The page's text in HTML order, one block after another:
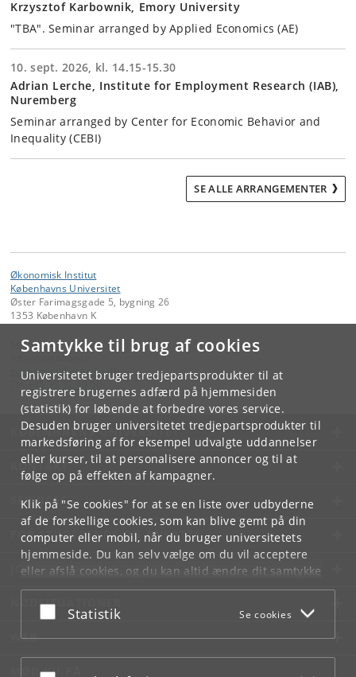
Samtykke til brug af cookies
Universitetet bruger tredjepartsprodukter til at
registrere brugernes adfærd på hjemmesiden
(statistik) for løbende at forbedre vores service.
Desuden bruger universitetet tredjepartsprodukter til
markedsføring af for eksempel udvalgte uddannelser
eller kurser, til at personalisere annoncer og til at
følge op på effekten af kampagner.
Klik på "Se cookies" for at se en liste over udbyderne
af de forskellige cookies, som kan blive gemt på din
computer eller mobil, når du bruger universitetets
hjemmeside. Du kan selv vælge om du vil acceptere
eller afslå cookies, og du kan altid ændre dit samtykke
underCookie- og privatlivspolitiksom du finder i
bunden af hver side.
Acceptér eller afslå
Statistik Se cookies
Krzysztof Karbownik, Emory University
"TBA". Seminar arranged by Applied Economics (AE)
10. sept. 2026, kl. 14.15-15.30
Adrian Lerche, Institute for Employment Research (IAB),
Nuremberg
Seminar arranged by Center for Economic Behavior and
Inequality (CEBI)
SE ALLE ARRANGEMENTER
Økonomisk Institut
Københavns Universitet
Øster Farimagsgade 5, bygning 26
1353 København K
Kontakt:
Administrationen
economics@econ. ku.dk
+45 35 32 10 00
KØBENHAVNS UNIVERSITET
KONTAKT
SERVICES
FOR STUDERENDE OG ANSATTE
JOB OG KARRIERE
NØDSITUATIONER
WEB
MØD KU PÅ